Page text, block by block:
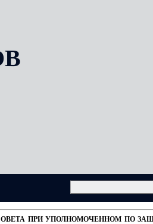
ПРИ УПОЛНОМОЧЕННОМ ПО